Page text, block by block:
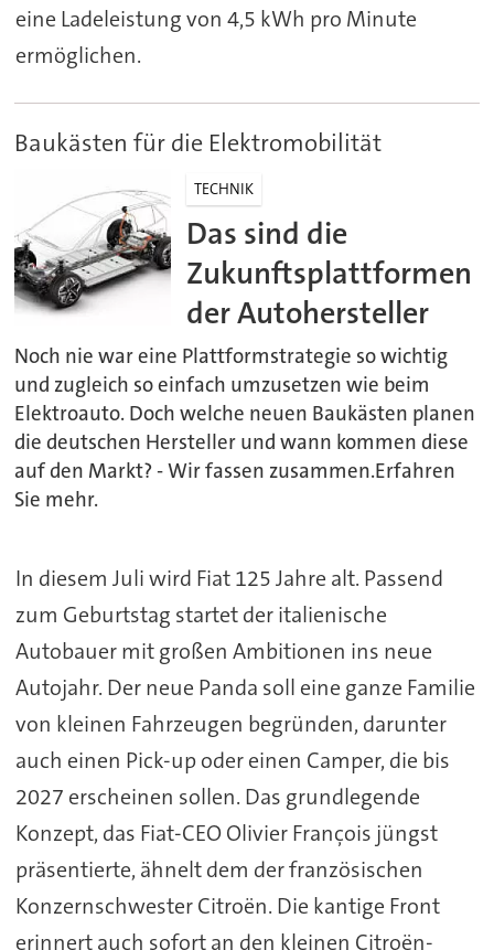
eine Ladeleistung von 4,5 kWh pro Minute
ermöglichen.
Baukästen für die Elektromobilität
TECHNIK
Das sind die
Zukunftsplattformen
der Autohersteller
Noch nie war eine Plattformstrategie so wichtig
und zugleich so einfach umzusetzen wie beim
Elektroauto. Doch welche neuen Baukästen planen
die deutschen Hersteller und wann kommen diese
auf den Markt? - Wir fassen zusammen.Erfahren
Sie mehr.
In diesem Juli wird Fiat 125 Jahre alt. Passend
zum Geburtstag startet der italienische
Autobauer mit großen Ambitionen ins neue
Autojahr. Der neue Panda soll eine ganze Familie
von kleinen Fahrzeugen begründen, darunter
auch einen Pick-up oder einen Camper, die bis
2027 erscheinen sollen. Das grundlegende
Konzept, das Fiat-CEO Olivier François jüngst
präsentierte, ähnelt dem der französischen
Konzernschwester Citroën. Die kantige Front
erinnert auch sofort an den kleinen Citroën-